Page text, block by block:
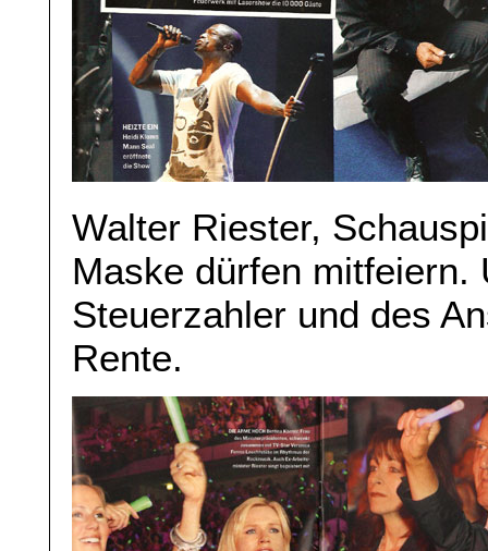
Walter Riester,
Maske dürfen mitfeiern.
Steuerzahler und des
Rente.